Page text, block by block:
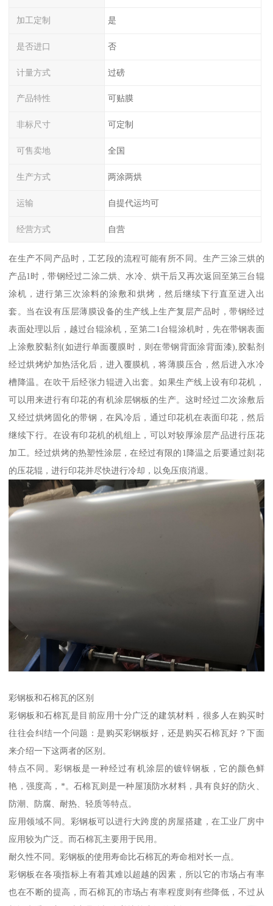
加工定制 是
是否进口 否
计量方式 过磅
产品特性 可贴膜
非标尺寸 可定制
可售卖地 全国
生产方式 两涂两烘
运输 自提代运均可
经营方式 自营
在生产不同产品时，工艺段的流程可能有所不同。生产三涂三烘的
产品1时，带钢经过二涂二烘、水冷、烘干后又再次返回至第三台辊
涂机，进行第三次涂料的涂敷和烘烤，然后继续下行直至进入出
套。当在设有压层薄膜设备的生产线上生产复层产品时，带钢经过
表面处理以后，越过台辊涂机，至第二1台辊涂机时，先在带钢表面
上涂敷胶黏剂(如进行单面覆膜时，则在带钢背面涂背面漆),胶黏剂
经过烘烤炉加热活化后，进入覆膜机，将薄膜压合，然后进入水冷
槽降温。在吹干后经张力辊进入出套。如果生产线上设有印花机，
可以用来进行有印花的有机涂层钢板的生产。这时经过二次涂敷后
又经过烘烤固化的带钢，在风冷后，通过印花机在表面印花，然后
继续下行。在设有印花机的机组上，可以对较厚涂层产品进行压花
加工。经过烘烤的热塑性涂层，在经过有限的1降温之后要通过刻花
的压花辊，进行印花并尽快进行冷却，以免压痕消退。
彩钢板和石棉瓦的区别
彩钢板和石棉瓦是目前应用十分广泛的建筑材料，很多人在购买时
往往会纠结一个问题：是购买彩钢板好，还是购买石棉瓦好？下面
来介绍一下这两者的区别。
特点不同。彩钢板是一种经过有机涂层的镀锌钢板，它的颜色鲜
艳，强度高，*。石棉瓦则是一种屋顶防水材料，具有良好的防火、
防潮、防腐、耐热、轻质等特点。
应用领域不同。彩钢板可以进行大跨度的房屋搭建，在工业厂房中
应用较为广泛。而石棉瓦主要用于民用。
耐久性不同。彩钢板的使用寿命比石棉瓦的寿命相对长一点。
彩钢板在各项指标上有着其难以超越的因素，所以它的市场占有率
也在不断的提高，而石棉瓦的市场占有率程度则有些降低，不过从